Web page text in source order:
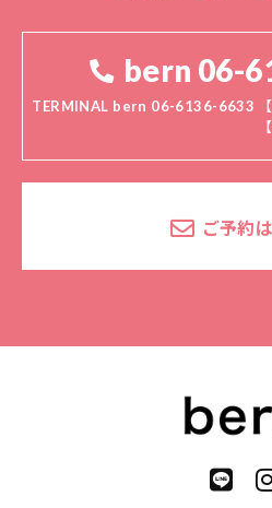
bern 06-
TERMINAL bern 06-6136-6633
ご予約